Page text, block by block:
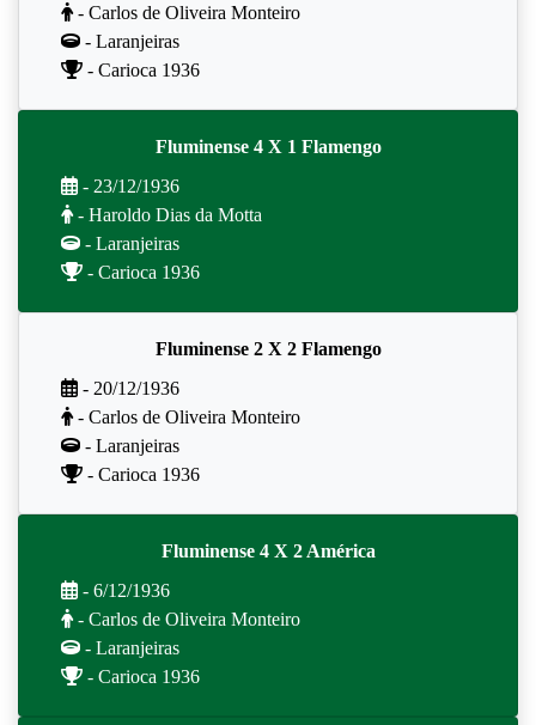
- Carlos de Oliveira Monteiro
- Laranjeiras
- Carioca 1936
Fluminense 4 X 1 Flamengo
- 23/12/1936
- Haroldo Dias da Motta
- Laranjeiras
- Carioca 1936
Fluminense 2 X 2 Flamengo
- 20/12/1936
- Carlos de Oliveira Monteiro
- Laranjeiras
- Carioca 1936
Fluminense 4 X 2 América
- 6/12/1936
- Carlos de Oliveira Monteiro
- Laranjeiras
- Carioca 1936